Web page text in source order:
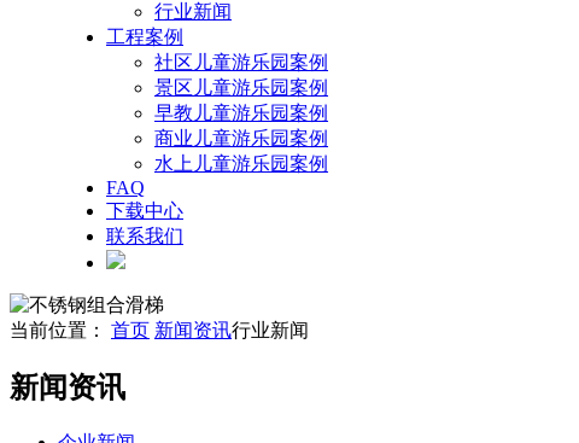
行业新闻
工程案例
社区儿童游乐园案例
景区儿童游乐园案例
早教儿童游乐园案例
商业儿童游乐园案例
水上儿童游乐园案例
FAQ
下载中心
联系我们
当前位置： 首页 新闻资讯行业新闻
新闻资讯